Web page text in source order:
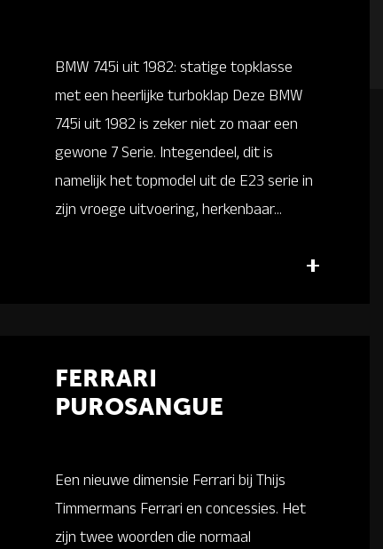
BMW 745i uit 1982: statige topklasse
met een heerlijke turboklap Deze BMW
745i uit 1982 is zeker niet zo maar een
gewone 7 Serie. Integendeel, dit is
namelijk het topmodel uit de E23 serie in
zijn vroege uitvoering, herkenbaar...
FERRARI
PUROSANGUE
Een nieuwe dimensie Ferrari bij Thijs
Timmermans Ferrari en concessies. Het
zijn twee woorden die normaal